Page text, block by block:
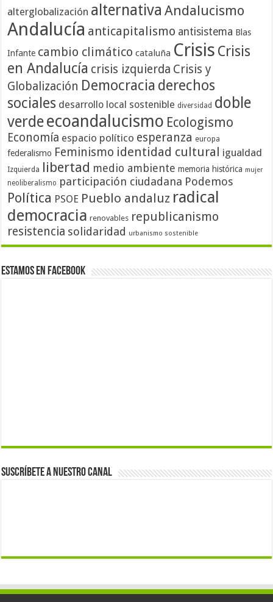
alterglobalización alternativa Andalucismo
Andalucía anticapitalismo antisistema Blas
Infante cambio climático cataluña Crisis Crisis
en Andalucía crisis izquierda Crisis y
Globalización Democracia derechos
sociales desarrollo local sostenible diversidad doble
verdeecoandalucismo Ecologismo
Economía espacio político esperanza europa
federalismo Feminismo identidad cultural igualdad
Izquierda libertad medio ambiente memoria histórica mujer
neoliberalismo participación ciudadana Podemos
Política PSOE Pueblo andaluz radical
democracia renovables republicanismo
resistencia solidaridad urbanismo sostenible
Estamos en Facebook
Suscríbete a nuestro canal